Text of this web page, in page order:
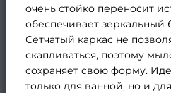
очень стойко переносит
обеспечивает зеркальный
Сетчатый каркас не
скапливаться, поэтому
сохраняет свою форму.
только для ванной, но и